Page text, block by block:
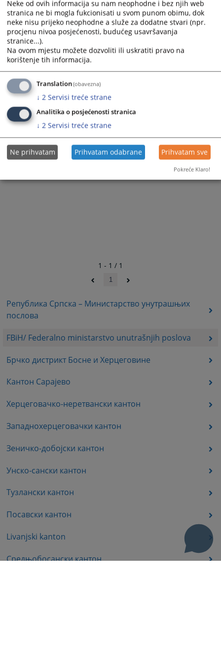
Република Српска – Министарство унутрашњих
послова
FBiH/ Federalno ministarstvo unutrašnjih poslova
Брчко дистрикт Босне и Херцеговине
Кантон Сарајево
Херцеговачко-неретвански кантон
Западнохерцеговачки кантон
Зеничко-добојски кантон
Унско-сански кантон
Тузлански кантон
Посавски кантон
Livanjski kanton
Средњобосански кантон
1 - 1 / 1
1
Neke od ovih informacija su nam neophodne i bez njih web
stranica ne bi mogla fukcionisati u svom punom obimu, dok
neke nisu prijeko neophodne a služe za dodatne stvari (npr.
procjenu nivoa posjećenosti, budućeg usavršavanja
stranice...).
Na ovom mjestu možete dozvoliti ili uskratiti pravo na
korištenje tih informacija.
Translation(obavezna)
↓ 2 Servisi treće strane
Analitika o posjećenosti stranica
↓ 2 Servisi treće strane
Ne prihvatam Prihvatam odabrane Prihvatam sve
Pokreće Klaro!